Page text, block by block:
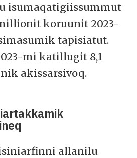
isumaqatigiissummut
koruunit 2023-
tapisiatut.
mi katillugit 8,1
akissarsivoq.
allanilu